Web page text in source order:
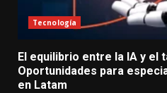
Tecnología
El equilibrio entre la IA y el
Oportunidades para
en Latam